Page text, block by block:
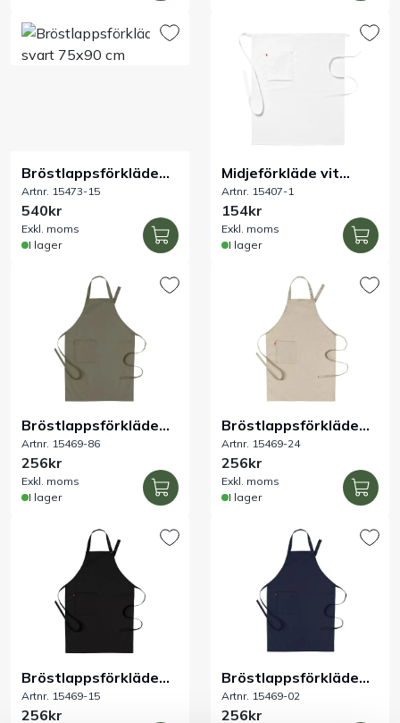
Bröstlappsförkläde
svart 75x90 cm
Artnr. 15473-15
540kr
Exkl. moms
I lager
Midjeförkläde vit
75x85 cm
Artnr. 15407-1
154kr
Exkl. moms
I lager
Bröstlappsförkläde
olivgrön 70x100 cm
Artnr. 15469-86
256kr
Exkl. moms
I lager
Bröstlappsförkläde
sand 70x100 cm
Artnr. 15469-24
256kr
Exkl. moms
I lager
Bröstlappsförkläde
svart 70x100 cm
Artnr. 15469-15
256kr
Bröstlappsförkläde
marin 70x100 cm
Artnr. 15469-02
256kr